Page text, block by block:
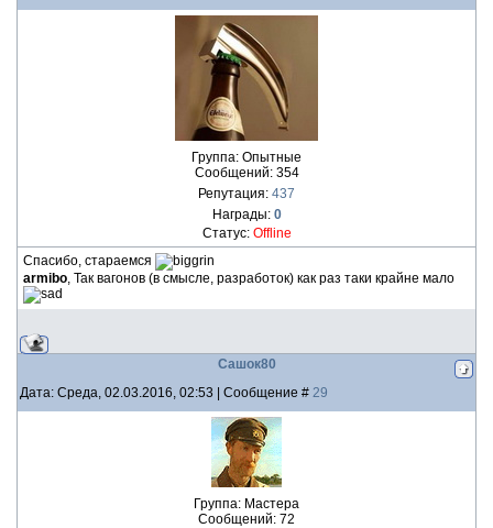
Группа: Опытные
Сообщений: 354
Репутация: 437
Награды: 0
Статус: Offline
Спасибо, стараемся
armibo, Так вагонов (в смысле, разработок) как раз таки крайне мало
Сашок80
Дата: Среда, 02.03.2016, 02:53 | Сообщение # 29
Группа: Мастера
Сообщений: 72